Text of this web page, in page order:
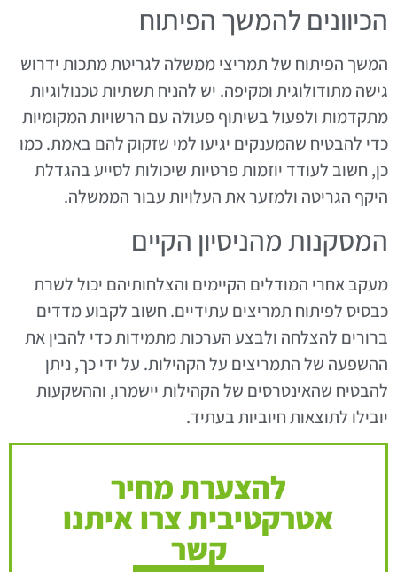
הכיוונים להמשך הפיתוח
המשך הפיתוח של תמריצי ממשלה לגריטת מתכות ידרוש
גישה מתודולוגית ומקיפה. יש להניח תשתיות טכנולוגיות
מתקדמות ולפעול בשיתוף פעולה עם הרשויות המקומיות
כדי להבטיח שהמענקים יגיעו למי שזקוק להם באמת. כמו
כן, חשוב לעודד יוזמות פרטיות שיכולות לסייע בהגדלת
היקף הגריטה ולמזער את העלויות עבור הממשלה.
המסקנות מהניסיון הקיים
מעקב אחרי המודלים הקיימים והצלחותיהם יכול לשרת
כבסיס לפיתוח תמריצים עתידיים. חשוב לקבוע מדדים
ברורים להצלחה ולבצע הערכות מתמידות כדי להבין את
ההשפעה של התמריצים על הקהילות. על ידי כך, ניתן
להבטיח שהאינטרסים של הקהילות יישמרו, וההשקעות
יובילו לתוצאות חיוביות בעתיד.
להצערת מחיר
אטרקטיבית צרו איתנו
קשר